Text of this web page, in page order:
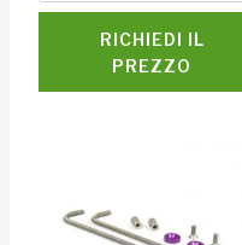
RICHIEDI IL
PREZZO